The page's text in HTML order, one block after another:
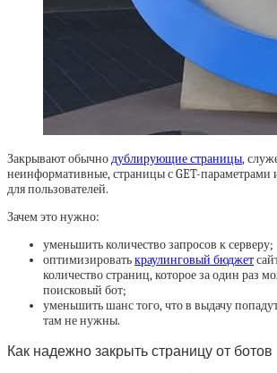
Закрывают обычнодублирующие страницы,
неинформативные, страницы с GET-параметрами
для пользователей.
Зачем это нужно:
уменьшить количество запросов к серверу;
оптимизироватькраулинговый бюджет
количество страниц, которое за один раз
поисковый бот;
уменьшить шанс того, что в выдачу
там не нужны.
Как надежно закрыть страницу от ботов